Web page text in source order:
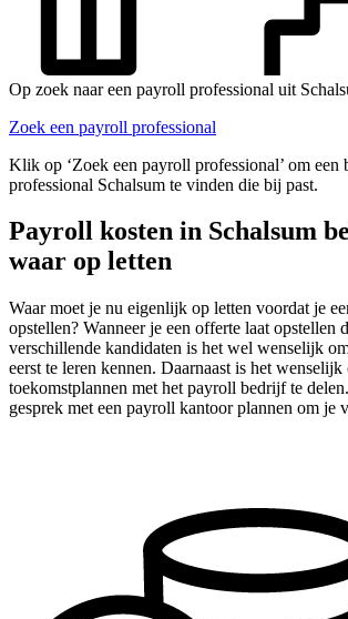
Op zoek naar een payroll professional uit
Zoek een payroll professional
Klik op ‘Zoek een payroll professional’ om een
professional Schalsum te vinden die bij past.
Payroll kosten in Schalsum
waar op letten
Waar moet je nu eigenlijk op letten voordat je
opstellen? Wanneer je een offerte laat opstellen
verschillende kandidaten is het wel wenselijk
eerst te leren kennen. Daarnaast is het wenselijk
toekomstplannen met het payroll bedrijf te
gesprek met een payroll kantoor plannen om je